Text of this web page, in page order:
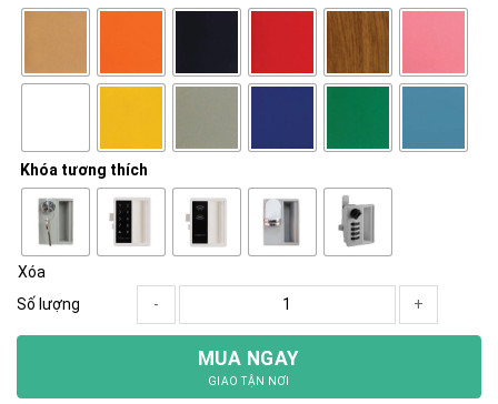
Khóa tương thích
Xóa
Số lượng
- +
MUA NGAY
GIAO TẬN NƠI